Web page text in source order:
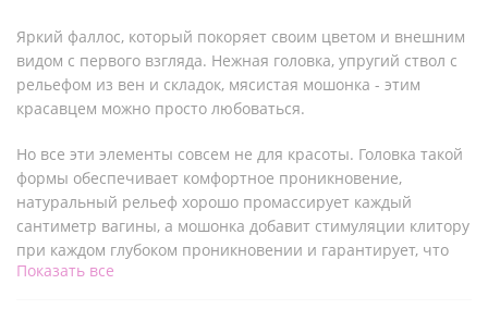
Яркий фаллос, который покоряет своим цветом и внешним
видом с первого взгляда. Нежная головка, упругий ствол с
рельефом из вен и складок, мясистая мошонка - этим
красавцем можно просто любоваться.
Но все эти элементы совсем не для красоты. Головка такой
формы обеспечивает комфортное проникновение,
натуральный рельеф хорошо промассирует каждый
сантиметр вагины, а мошонка добавит стимуляции клитору
при каждом глубоком проникновении и гарантирует, что
фаллос не проникнет глубже.
Показать все